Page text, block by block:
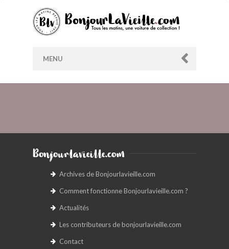
MENU
BONJOURLAVIEILLE ?
Bonjourlavieille.com
Archives de Bonjourlavieille.com
Comment fonctionne Bonjourlavieille.com ?
Actualités
Les contributeurs de bonjourlavieille.com
Contact